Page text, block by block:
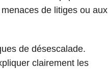
de litiges ou aux
de désescalade.
clairement les